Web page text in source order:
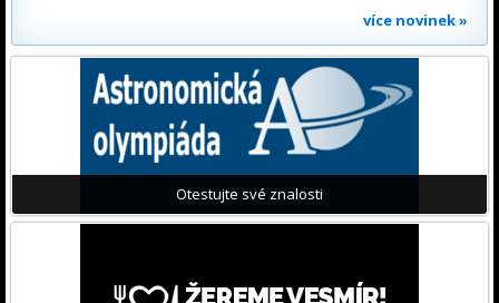
více novinek »
Otestujte své znalosti